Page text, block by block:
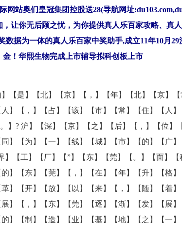
网站奥们皇冠集团控股送28(导航网址
让你无后顾之忧，为你提供真人乐百家攻略、真
数据为一体的真人乐百家中奖助手,成立11年10月29
金！华熙生物完成上市辅导拟科创板上市
【是】【北】【京】【，】【年】【北】【京】【
】【，】【占】【该】【市】【常】【住】【人】
】? 沪】【深】【京】【之】【后】【，】【位】
】【为】【一】【线】【城】【市】【的】【广】
】【工】【厂】【”】【东】【莞】【。】【面】【
】【东】【莞】【，】【在】【年】【升】【格】
】【开】【放】【以】【来】【，】【随】【着】
】【，】【东】【莞】【逐】【渐】【发】【展】
】【制】【造】【业】【基】【地】【之】【一】